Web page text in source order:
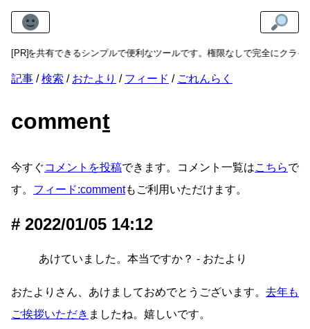
[PR]
ンクを共有できるシンプルで便利なツールです。権限なしで完全にクラ
記事 検索 おたより フィード ごれんらく
comment
今すぐコメントを投稿できます。コメント一覧はこちらで
す。 フィード:commentもご利用いただけます。
2022/01/05 14:12
あけていました。本当ですか？ - おたより
おたよりさん、あけましておめでとうございます。 去年も
ご挨拶いただき ましたね。嬉しいです。